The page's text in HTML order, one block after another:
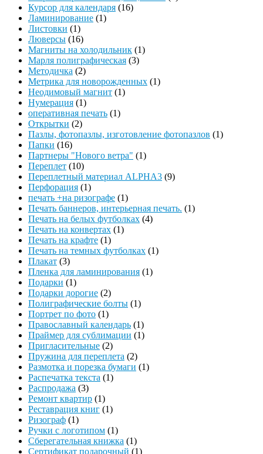
Курсор для календаря (16)
Ламинирование (1)
Листовки (1)
Люверсы (16)
Магниты на холодильник (1)
Марля полиграфическая (3)
Методичка (2)
Метрика для новорожденных (1)
Неодимовый магнит (1)
Нумерация (1)
оперативная печать (1)
Открытки (2)
Пазлы, фотопазлы, изготовление фотопазлов (1)
Папки (16)
Партнеры "Нового ветра" (1)
Переплет (10)
Переплетный материал ALPHA3 (9)
Перфорация (1)
печать +на ризографе (1)
Печать баннеров, интерьерная печать. (1)
Печать на белых футболках (4)
Печать на конвертах (1)
Печать на крафте (1)
Печать на темных футболках (1)
Плакат (3)
Пленка для ламинирования (1)
Подарки (1)
Подарки дорогие (2)
Полиграфические болты (1)
Портрет по фото (1)
Православный календарь (1)
Праймер для сублимации (1)
Пригласительные (2)
Пружина для переплета (2)
Размотка и порезка бумаги (1)
Распечатка текста (1)
Распродажа (3)
Ремонт квартир (1)
Реставрация книг (1)
Ризограф (1)
Ручки с логотипом (1)
Сберегательная книжка (1)
Сертификат подарочный (1)